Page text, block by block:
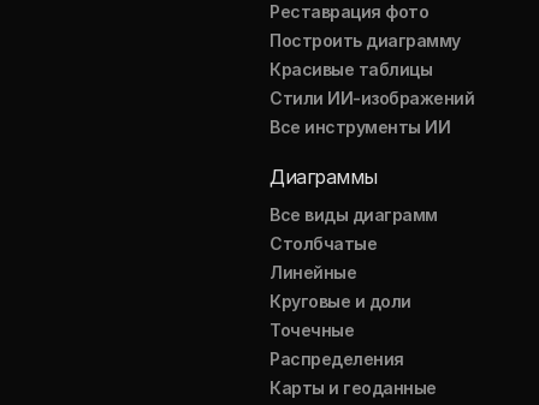
Реставрация фото
Построить диаграмму
Красивые таблицы
Стили ИИ-изображений
Все инструменты ИИ
Диаграммы
Все виды диаграмм
Столбчатые
Линейные
Круговые и доли
Точечные
Распределения
Карты и геоданные